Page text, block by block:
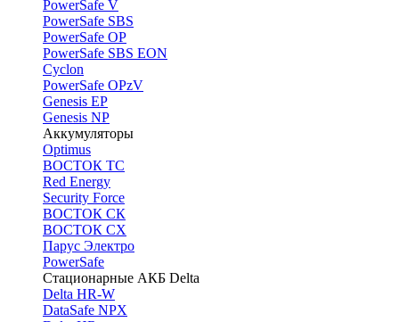
PowerSafe V
PоwerSafe SBS
PowerSafe OP
PоwerSafe SBS EON
Cyclon
PowerSafe OPzV
Genesis EP
Genesis NP
Аккумуляторы
Optimus
ВОСТОК ТС
Red Energy
Security Force
ВОСТОК СК
ВОСТОК СХ
Парус Электро
PowerSafe
Стационарные АКБ Delta
Delta HR-W
DataSafe NPX